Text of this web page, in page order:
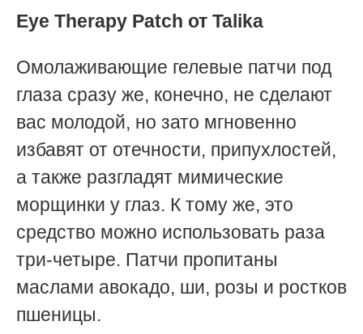
Eye Therapy Patch от Talika
Омолаживающие гелевые патчи под
глаза сразу же, конечно, не сделают
вас молодой, но зато мгновенно
избавят от отечности, припухлостей,
а также разгладят мимические
морщинки у глаз. К тому же, это
средство можно использовать раза
три-четыре. Патчи пропитаны
маслами авокадо, ши, розы и ростков
пшеницы.